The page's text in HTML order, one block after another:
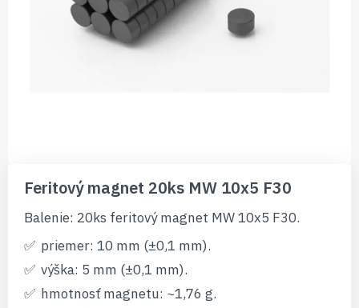
začiatok
galérie
obrázkov
Feritový magnet 20ks MW 10x5 F30
Balenie: 20ks feritový magnet MW 10x5 F30.
priemer: 10 mm (±0,1 mm).
výška: 5 mm (±0,1 mm).
hmotnosť magnetu: ~1,76 g.